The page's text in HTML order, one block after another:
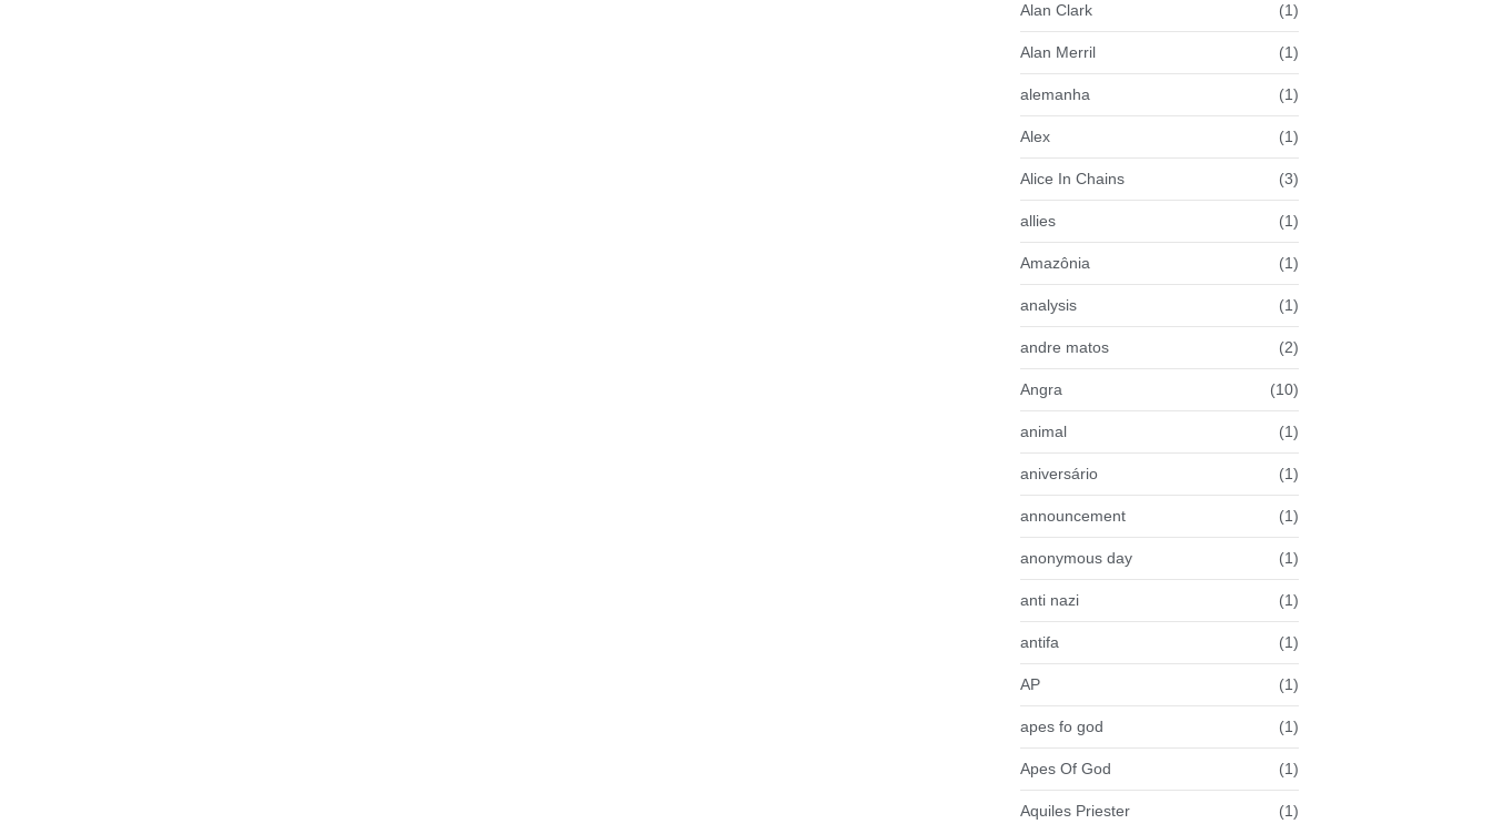
Alan Clark (1)
Alan Merril (1)
alemanha (1)
Alex (1)
Alice In Chains (3)
allies (1)
Amazônia (1)
analysis (1)
andre matos (2)
Angra (10)
animal (1)
aniversário (1)
announcement (1)
anonymous day (1)
anti nazi (1)
antifa (1)
AP (1)
apes fo god (1)
Apes Of God (1)
Aquiles Priester (1)